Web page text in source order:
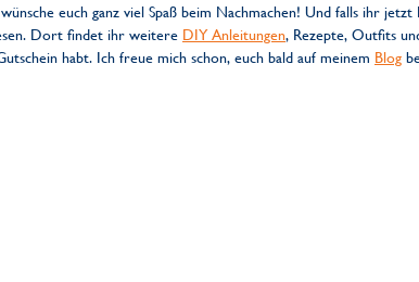
euch ganz viel Spaß beim Nachmachen! Und falls ihr
Dort findet ihr weitere DIY Anleitungen, Rezepte, Outfits
habt. Ich freue mich schon, euch bald auf meinem Blog